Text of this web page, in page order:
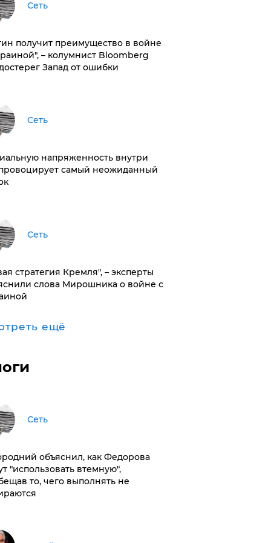
Сеть
получит преимущество в войне
– колумнист Bloomberg
Запад от ошибки
Сеть
напряженность внутри
самый неожиданный
Сеть
стратегия Кремля", – эксперты
слова Мирошника о войне с
ещё
Сеть
объяснил, как Федорова
"использовать втемную",
то, чего выполнять не